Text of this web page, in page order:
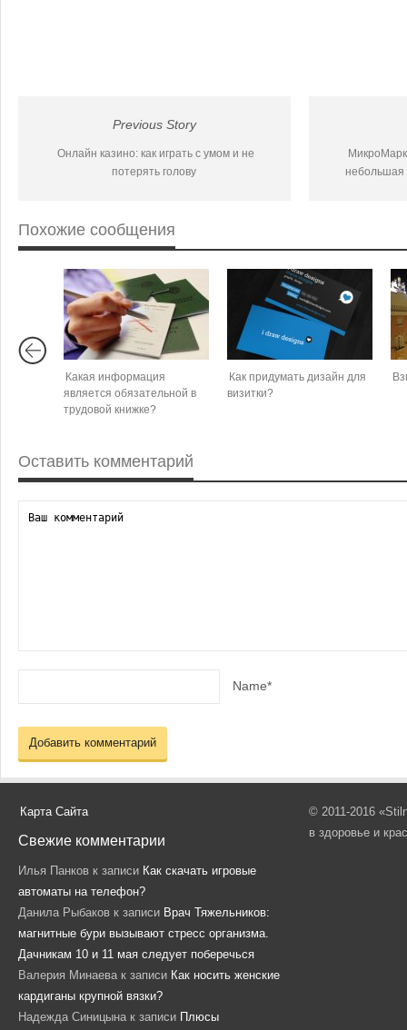
Previous Story
Онлайн казино: как играть с умом и не
потерять голову
небольшая
Похожие сообщения
Какая информация
является обязательной в
трудовой книжке?
Как придумать дизайн для
визитки?
Оставить комментарий
Name*
Карта Сайта
Свежие комментарии
Илья Панков к записи Как скачать игровые
автоматы на телефон?
Данила Рыбаков к записи Врач Тяжельников:
магнитные бури вызывают стресс организма.
Дачникам 10 и 11 мая следует поберечься
Валерия Минаева к записи Как носить женские
кардиганы крупной вязки?
Надежда Синицына к записи Плюсы
© 2011-2016
в здоровье и